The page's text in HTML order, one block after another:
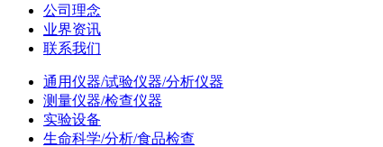
公司理念
业界资讯
联系我们
通用仪器/试验仪器/分析仪器
测量仪器/检查仪器
实验设备
生命科学/分析/食品检查